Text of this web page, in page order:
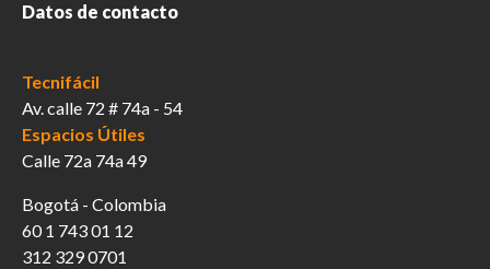
Datos de contacto
Tecnifácil
Av. calle 72 # 74a - 54
Espacios Útiles
Calle 72a 74a 49
Bogotá - Colombia
60 1 743 01 12
312 329 0701